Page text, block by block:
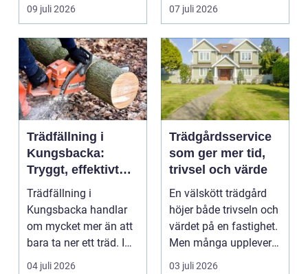
09 juli 2026
häck...
07 juli 2026
Trädfällning i
Kungsbacka:
Tryggt, effektivt
och med omtanke
om hela tomten
Trädfällning i
Kungsbacka handlar
om mycket mer än att
bara ta ner ett träd. I
04 juli 2026
Trädgårdsservice
som ger mer tid,
trivsel och värde
En välskött trädgård
höjer både trivseln och
värdet på en fastighet.
Men många upplever
att tiden, o...
03 juli 2026